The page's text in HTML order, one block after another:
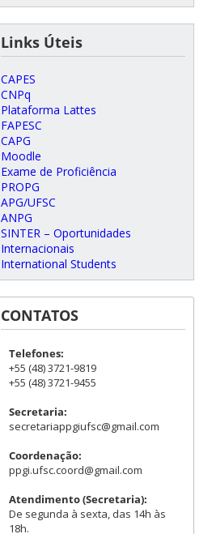
Links Úteis
CAPES
CNPq
Plataforma Lattes
FAPESC
CAPG
Moodle
Exame de Proficiência
PROPG
APG/UFSC
ANPG
SINTER – Oportunidades
Internacionais
International Students
CONTATOS
Telefones:
+55 (48) 3721-9819
+55 (48) 3721-9455
Secretaria:
secretariappgiufsc@gmail.com
Coordenação:
ppgi.ufsc.coord@gmail.com
Atendimento (Secretaria):
De segunda à sexta, das 14h às
18h.